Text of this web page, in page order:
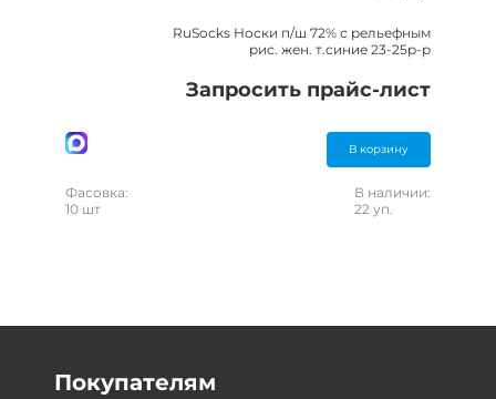
RuSocks Носки п/ш 72% с рельефным
рис. жен. т.синие 23-25р-р
Запросить прайс-лист
В корзину
Фасовка:
10 шт
В наличии:
22 уп.
Покупателям